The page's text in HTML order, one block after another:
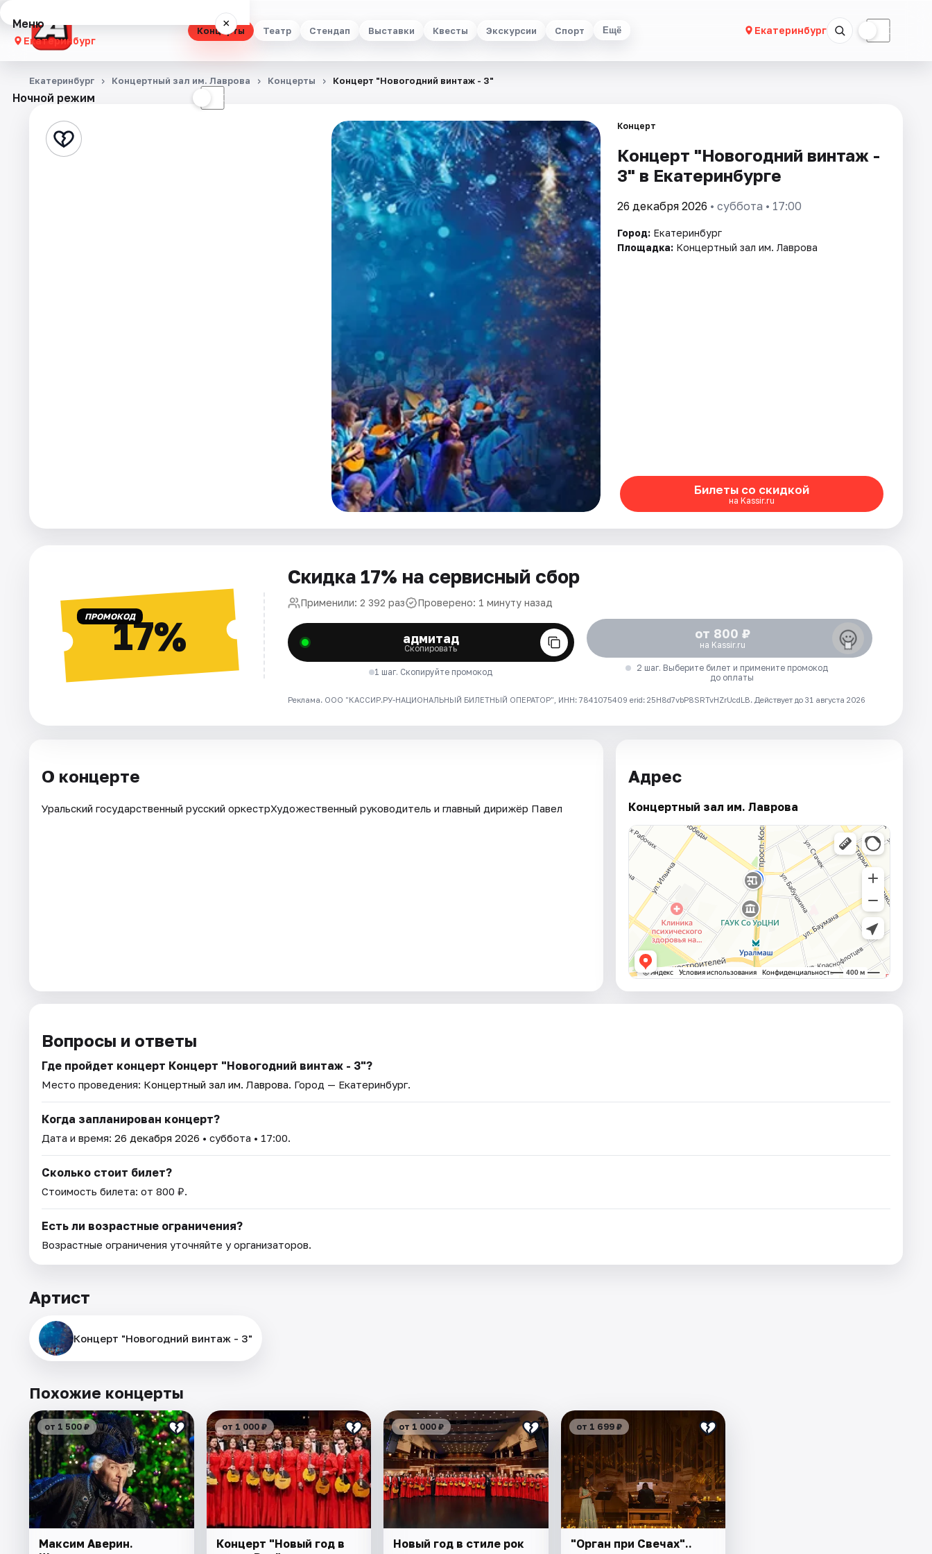
Концерты Театр Стендап Выставки Квесты Экскурсии Спорт Ещё Екатеринбург ☾
Меню ×
Екатеринбург
Концерты
Стендап
Ночной режим ☾
Екатеринбург Концертный зал им. Лаврова Концерты Концерт "Новогодний винтаж - 3"
Концерт
Концерт "Новогодний винтаж -
3" в Екатеринбурге
26 декабря 2026 • суббота • 17:00
Город: Екатеринбург
Площадка: Концертный зал им. Лаврова
Билеты со скидкой
на Kassir.ru
ПРОМОКОД17%
Скидка 17% на сервисный сбор
Применили: 2 392 раз Проверено: 1 минуту назад
адмитад
Скопировать
1 шаг. Скопируйте промокод
от 800 ₽
на Kassir.ru
2 шаг. Выберите билет и примените промокод
до оплаты
Реклама. ООО "КАССИР.РУ-НАЦИОНАЛЬНЫЙ БИЛЕТНЫЙ ОПЕРАТОР", ИНН: 7841075409 erid: 25H8d7vbP8SRTvHZrUcdLB. Действует до 31 августа 2026
О концерте
Уральский государственный русский оркестрХудожественный руководитель и главный дирижёр Павел
Адрес
Концертный зал им. Лаврова
Вопросы и ответы
Где пройдет концерт Концерт "Новогодний винтаж - 3"?
Место проведения: Концертный зал им. Лаврова. Город — Екатеринбург.
Когда запланирован концерт?
Дата и время: 26 декабря 2026 • суббота • 17:00.
Сколько стоит билет?
Стоимость билета: от 800 ₽.
Есть ли возрастные ограничения?
Возрастные ограничения уточняйте у организаторов.
Артист
Концерт "Новогодний винтаж - 3"
Похожие концерты
от 1 500 ₽
Максим Аверин.
от 1 000 ₽
Концерт "Новый год в
от 1 000 ₽
Новый год в стиле рок
от 1 699 ₽
"Орган при Свечах"..